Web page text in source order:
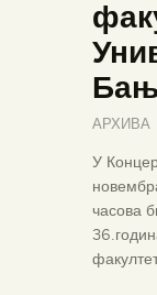
АРХИВА
У
часова